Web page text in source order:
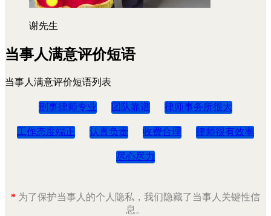
谢先生
当事人满意评价短语
当事人满意评价短语列表
刑事律师专业 团队靠谱 律师事务所很大
工作态度端正 认真负责 收费合理 律师很有效率
尽心尽力
* 为了保护当事人的个人隐私，我们隐藏了当事人关键性信
息。